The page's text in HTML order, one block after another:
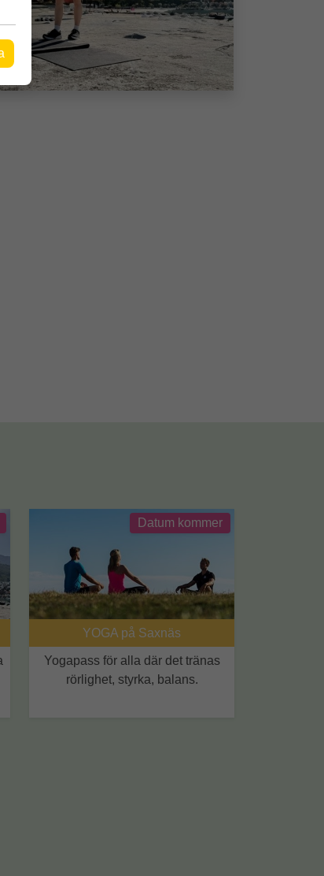
Datum kommer
YOGA på Saxnäs
Yogapass för alla där det tränas
rörlighet, styrka, balans.